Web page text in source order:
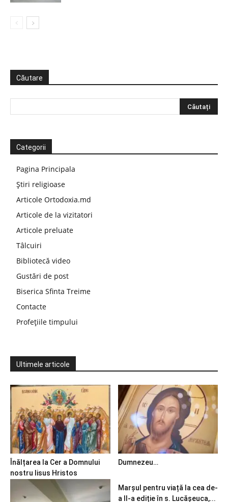
Căutare
Categorii
Pagina Principala
Știri religioase
Articole Ortodoxia.md
Articole de la vizitatori
Articole preluate
Tâlcuiri
Bibliotecă video
Gustări de post
Biserica Sfinta Treime
Contacte
Profețiile timpului
Ultimele articole
Înălțarea la Cer a Domnului
nostru Iisus Hristos
Dumnezeu…
Marșul pentru viață la cea de-
a II-a ediție în s. Lucășeuca,...